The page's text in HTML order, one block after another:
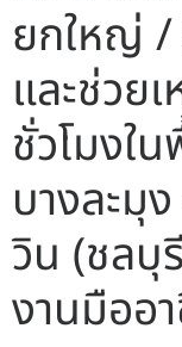
ยกใหญ่ /
และช่วย
ชั่วโมงใ
บางละมุ
วิน (ชลบุ
งานมืออ